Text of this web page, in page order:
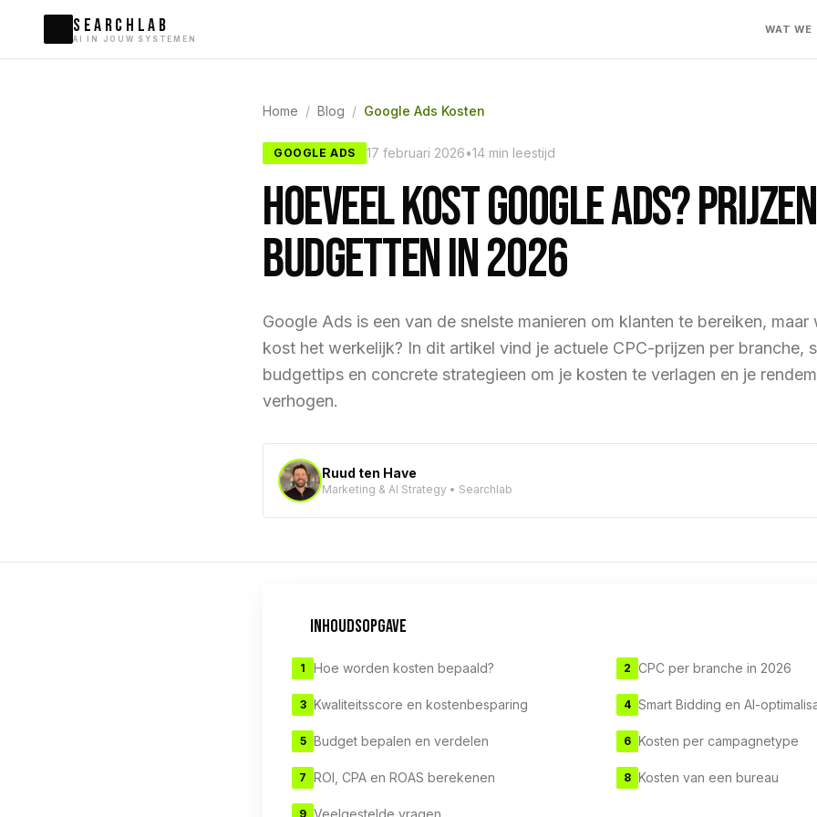
SEARCHLAB
AI IN JOUW SYSTEMEN
WAT WE
Home / Blog / Google Ads Kosten
GOOGLE ADS 17 februari 2026•14 min leestijd
Hoeveel Kost Google Ads?
Budgetten in 2026
Google Ads is een van de snelste manieren om klanten te bereiken, maar
kost het werkelijk? In dit artikel vind je actuele CPC-prijzen per branche,
budgettips en concrete strategieen om je kosten te verlagen en je
verhogen.
Ruud ten Have
Marketing & AI Strategy • Searchlab
INHOUDSOPGAVE
1 Hoe worden kosten bepaald? 2 CPC per branche in 2026
3 Kwaliteitsscore en kostenbesparing 4 Smart Bidding en AI-
5 Budget bepalen en verdelen 6 Kosten per campagnetype
7 ROI, CPA en ROAS berekenen 8 Kosten van een bureau
9 Veelgestelde vragen